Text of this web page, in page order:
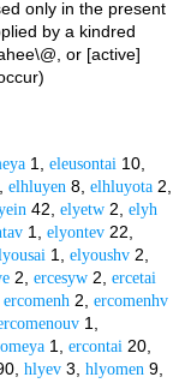
only in the present
by a kindred
or [active]
1, eleusontai 10,
elhluyen 8,elhluyota 2,
42,elyetw 2,elyh
1,elyontev 22,
1,elyoushv 2,
2,ercesyw 2,ercetai
ercomenh 2,ercomenhv
1,
1,ercontai 20,
hlyev 3,hlyomen 9,